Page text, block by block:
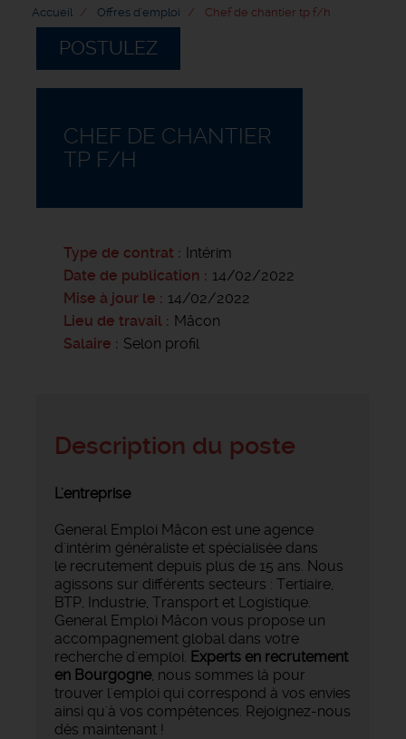
Accueil Offres d'emploi Chef de chantier tp f/h
POSTULEZ
CHEF DE CHANTIER
TP F/H
Type de contrat
Intérim
Date de publication
14/02/2022
Mise à jour le
14/02/2022
Lieu de travail
Mâcon
Salaire
Selon profil
Description du poste
L'entreprise
General Emploi Mâcon est une agence
d'intérim généraliste et spécialisée dans
le recrutement depuis plus de 15 ans. Nous
agissons sur différents secteurs : Tertiaire,
BTP, Industrie, Transport et Logistique.
General Emploi Mâcon vous propose un
accompagnement global dans votre
recherche d'emploi. Experts en recrutement
en Bourgogne, nous sommes là pour
trouver l'emploi qui correspond à vos envies
ainsi qu'à vos compétences. Rejoignez-nous
dès maintenant !